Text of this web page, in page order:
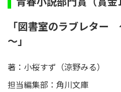
「図書室のラブレター
～」
著：小桜すず（涼野みる）
担当編集部：角川文庫